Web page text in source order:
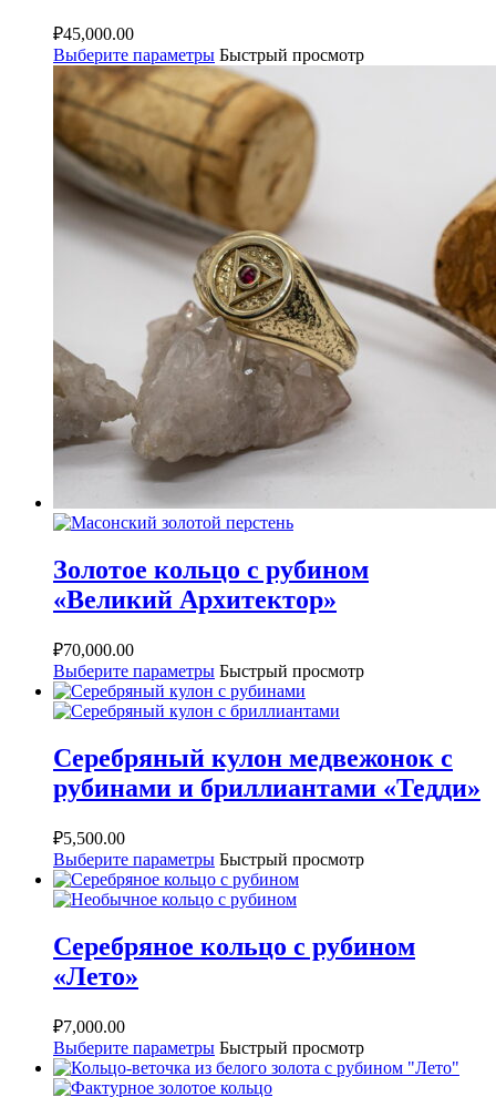
₽45,000.00
Выберите параметры Быстрый просмотр
Золотое кольцо с рубином
«Великий Архитектор»
₽70,000.00
Выберите параметры Быстрый просмотр
Серебряный кулон медвежонок с
рубинами и бриллиантами «Тедди»
₽5,500.00
Выберите параметры Быстрый просмотр
Серебряное кольцо с рубином
«Лето»
₽7,000.00
Выберите параметры Быстрый просмотр